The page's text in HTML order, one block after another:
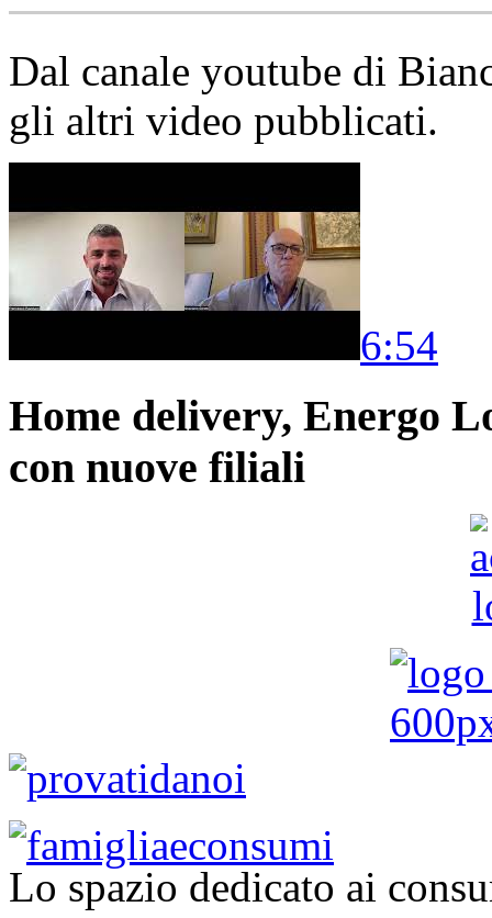
Dal canale youtube di
gli altri video pubblicati.
6:54
Home delivery, Energo
con nuove filiali
Lo spazio dedicato ai